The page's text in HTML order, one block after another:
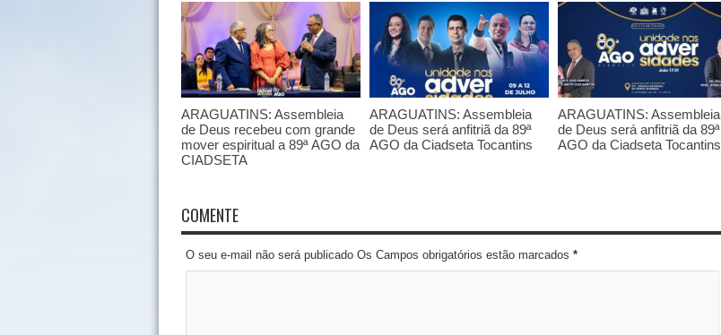
ARAGUATINS: Assembleia
de Deus recebeu com grande
mover espiritual a 89ª AGO da
CIADSETA
ARAGUATINS: Assembleia
de Deus será anfitriã da 89ª
AGO da Ciadseta Tocantins
ARAGUATINS: Assembleia
de Deus será anfitriã da 89ª
AGO da Ciadseta Tocantins
COMENTE
O seu e-mail não será publicado Os Campos obrigatórios estão marcados *